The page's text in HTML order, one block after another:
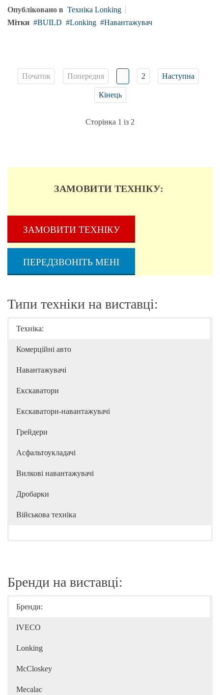
Опубліковано в Техніка Lonking
Мітки
BUILD Lonking Навантажувач
Початок Попередня 2 Наступна
Кінець
Сторінка 1 із 2
ЗАМОВИТИ ТЕХНІКУ:
ЗАМОВИТИ ТЕХНІКУ
ПЕРЕДЗВОНІТЬ МЕНІ
Типи техніки на виставці:
Техніка:
Комерційні авто
Навантажувачі
Екскаватори
Екскаватори-навантажувачі
Грейдери
Асфальтоукладачі
Вилкові навантажувачі
Дробарки
Військова техніка
Бренди на виставці:
Бренди:
IVECO
Lonking
McCloskey
Mecalac